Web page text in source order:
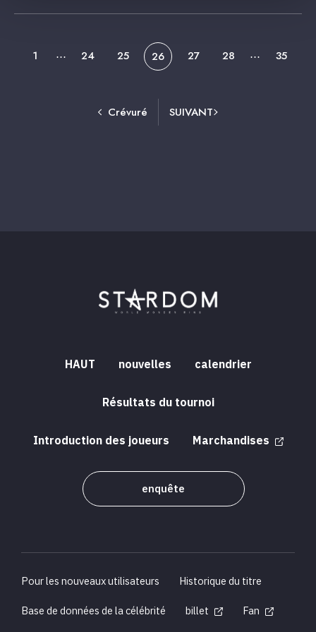
1 ⋯ 24 25 26 27 28 ⋯ 35
Crévuré SUIVANT
HAUT nouvelles calendrier
Résultats du tournoi
Introduction des joueurs Marchandises
enquête
Pour les nouveaux utilisateurs
Historique du titre
Base de données de la célébrité
billet Fan